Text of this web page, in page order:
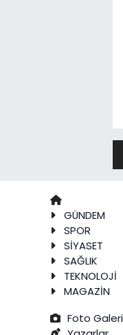
GÜNDEM
SPOR
SİYASET
SAĞLIK
TEKNOLOJİ
MAGAZİN
Foto Galeri